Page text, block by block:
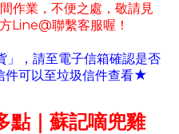
作業 ， 不便之處 ， 敬請見
Line@聯繫客服喔！
， 請至電子信箱確認是否
件可以至垃圾信件查看★
點｜蘇記嘀兜雞